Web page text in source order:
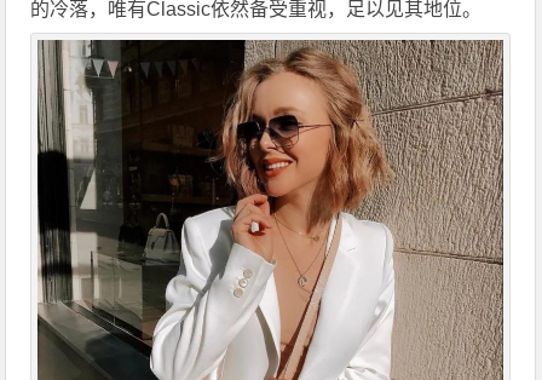
的冷落，唯有Classic依然备受重视，足以见其地位。